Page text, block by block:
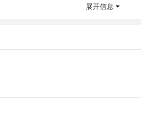
展开信息